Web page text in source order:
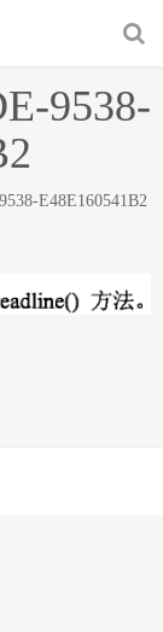
9538-
E48E160541B2